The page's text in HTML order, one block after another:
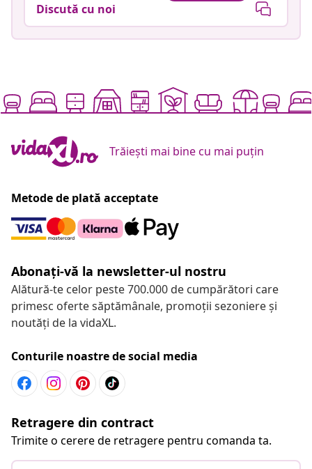
Discută cu noi
Trăiești mai bine cu mai puțin
Metode de plată acceptate
Abonați-vă la newsletter-ul nostru
Alătură-te celor peste 700.000 de cumpărători care
primesc oferte săptămânale, promoții sezoniere și
noutăți de la vidaXL.
Conturile noastre de social media
Retragere din contract
Trimite o cerere de retragere pentru comanda ta.